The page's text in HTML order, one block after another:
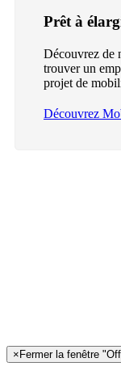
Prêt à
Découvrez de
trouver un
projet de
Découvrez
× Fermer la fenêtre